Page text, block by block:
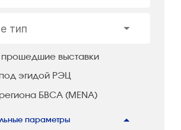
тип
прошедшие выставки
эгидой РЭЦ
БВСА (MENA)
параметры